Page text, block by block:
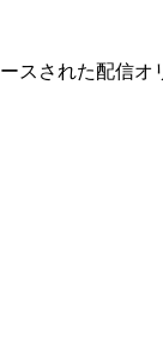
スされた配信オ